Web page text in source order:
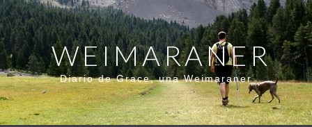
WEIMARANER
Diario de Grace, una Weimaraner